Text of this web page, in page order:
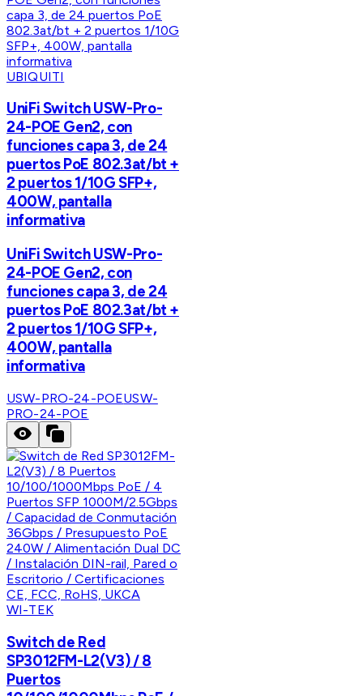
UBIQUITI
UniFi Switch USW-Pro-
24-POE Gen2, con
funciones capa 3, de 24
puertos PoE 802.3at/bt +
2 puertos 1/10G SFP+,
400W, pantalla
informativa
UniFi Switch USW-Pro-
24-POE Gen2, con
funciones capa 3, de 24
puertos PoE 802.3at/bt +
2 puertos 1/10G SFP+,
400W, pantalla
informativa
USW-PRO-24-POEUSW-
PRO-24-POE
WI-TEK
Switch de Red
SP3012FM-L2(V3) / 8
Puertos